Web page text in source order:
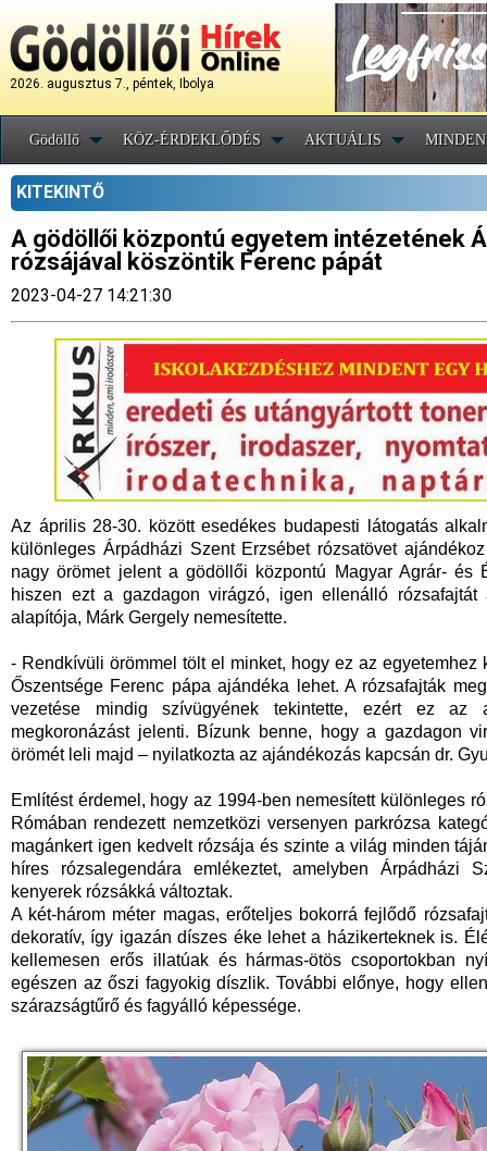
2026. augusztus 7., péntek, Ibolya
Gödöllő KÖZ-ÉRDEKLŐDÉS AKTUÁLIS
KITEKINTŐ
A gödöllői központú egyetem intézetének
rózsájával köszöntik Ferenc pápát
2023-04-27 14:21:30
Az április 28-30. között esedékes budapesti látogatás
különleges Árpádházi Szent Erzsébet rózsatövet
nagy örömet jelent a gödöllői központú Magyar Agrár- és
hiszen ezt a gazdagon virágzó, igen ellenálló rózsafajtát
alapítója, Márk Gergely nemesítette.
- Rendkívüli örömmel tölt el minket, hogy ez az
Őszentsége Ferenc pápa ajándéka lehet. A rózsafajták
vezetése mindig szívügyének tekintette, ezért ez az
megkoronázást jelenti. Bízunk benne, hogy a gazdagon
örömét leli majd – nyilatkozta az ajándékozás kapcsán dr.
Említést érdemel, hogy az 1994-ben nemesített különleges
Rómában rendezett nemzetközi versenyen parkrózsa
magánkert igen kedvelt rózsája és szinte a világ minden
híres rózsalegendára emlékeztet, amelyben Árpádházi
kenyerek rózsákká változtak.
A két-három méter magas, erőteljes bokorrá fejlődő
dekoratív, így igazán díszes éke lehet a házikerteknek is.
kellemesen erős illatúak és hármas-ötös csoportokban
egészen az őszi fagyokig díszlik. További előnye, hogy
szárazságtűrő és fagyálló képessége.